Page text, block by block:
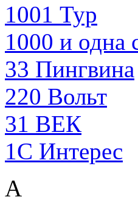
1001 Тур
1000 и одна
33 Пингвина
220 Вольт
31 ВЕК
1С Интерес
А